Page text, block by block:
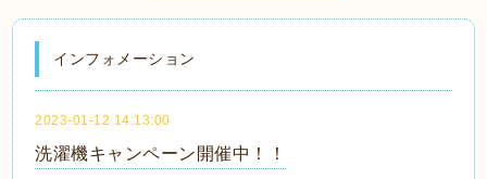
インフォメーション
2023-01-12 14:13:00
洗濯機キャンペーン開催中！！